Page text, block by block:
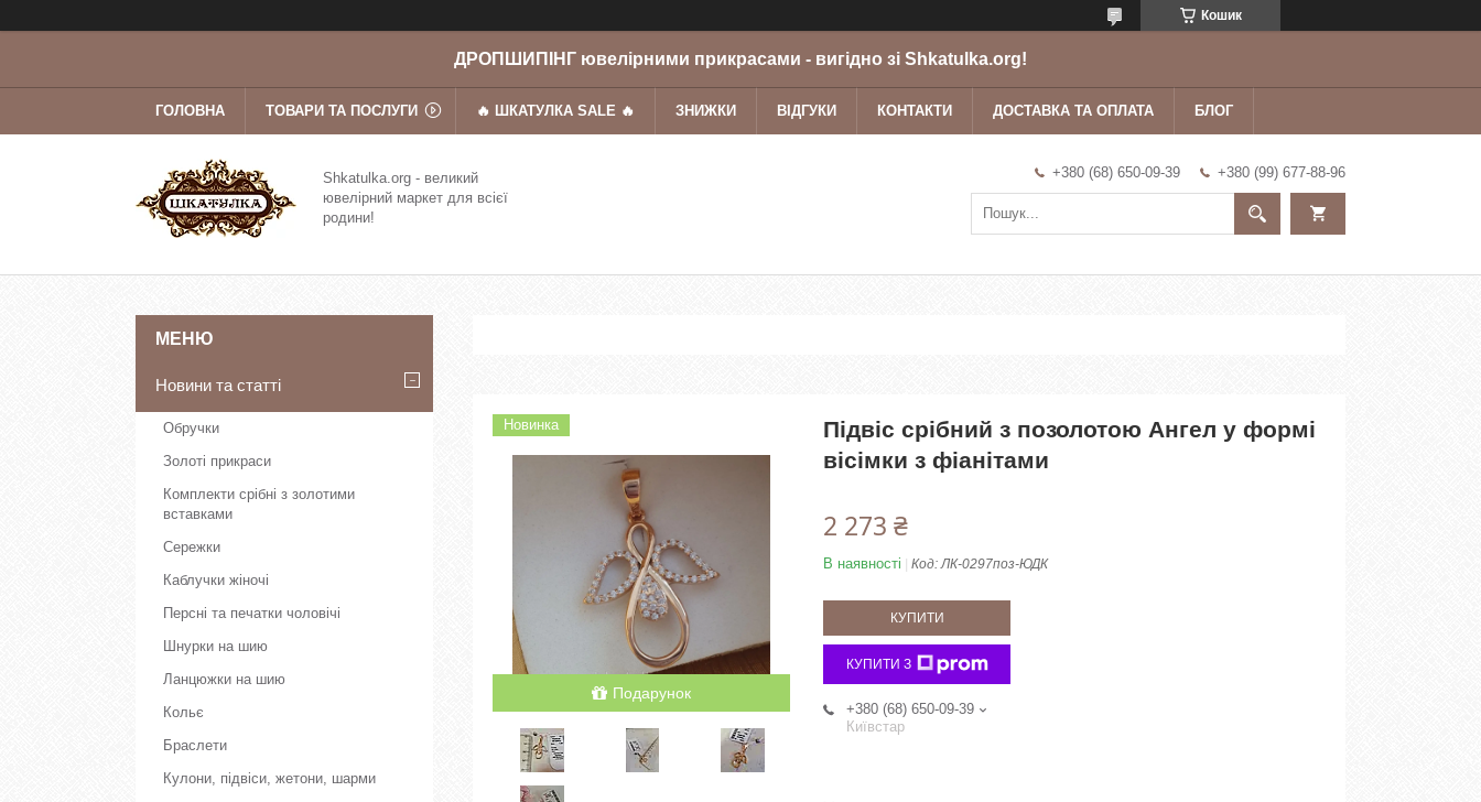
Кошик
ДРОПШИПІНГ ювелірними прикрасами - вигідно зі Shkatulka.org!
ГОЛОВНА ТОВАРИ ТА ПОСЛУГИ 🔥 ШКАТУЛКА SALE 🔥 ЗНИЖКИ ВІДГУКИ КОНТАКТИ ДОСТАВКА ТА ОПЛАТА БЛОГ
Shkatulka.org - великий
ювелірний маркет для всієї
родини!
+380 (68) 650-09-39 +380 (99) 677-88-96
Подарунок
Новинка
Підвіс срібний з позолотою Ангел у формі
вісімки з фіанітами
2 273 ₴
В наявності Код:ЛК-0297поз-ЮДК
КУПИТИ
КУПИТИ З
+380 (68) 650-09-39
Київстар
Новини та статті
Обручки
Золоті прикраси
Комплекти срібні з золотими
вставками
Сережки
Каблучки жіночі
Персні та печатки чоловічі
Шнурки на шию
Ланцюжки на шию
Кольє
Браслети
Кулони, підвіси, жетони, шарми